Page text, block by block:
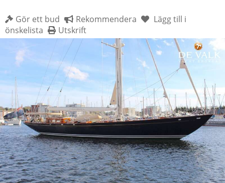
säljare
Auktioner
Båtmäklare
Service
Båtutrustning
Finansiering
Stulna
båtar
Utställning
Kalender
Gör ett bud Rekommendera
Lägg till i
önskelista
Utskrift